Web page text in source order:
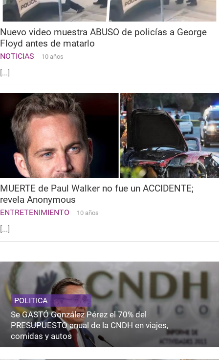
Nuevo video muestra ABUSO de policías a George
Floyd antes de matarlo
NOTICIAS 10 años
[...]
MUERTE de Paul Walker no fue un ACCIDENTE;
revela Anonymous
ENTRETENIMIENTO 10 años
[...]
POLITICA
Se GASTÓ González Pérez el 70% del
PRESUPUESTO anual de la CNDH en viajes,
comidas y autos